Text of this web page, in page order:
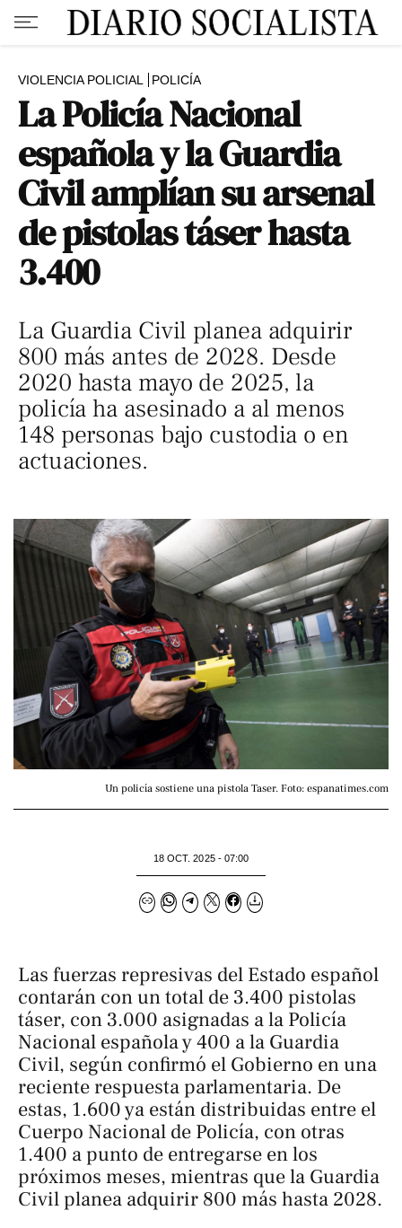
VIOLENCIA POLICIAL POLICÍA
La Policía Nacional
española y la Guardia
Civil amplían su arsenal
de pistolas táser hasta
3.400
La Guardia Civil planea adquirir
800 más antes de 2028. Desde
2020 hasta mayo de 2025, la
policía ha asesinado a al menos
148 personas bajo custodia o en
actuaciones.
Un policía sostiene una pistola Taser. Foto: espanatimes.com
18 OCT. 2025 - 07:00
Las fuerzas represivas del Estado español
contarán con un total de 3.400 pistolas
táser, con 3.000 asignadas a la Policía
Nacional española y 400 a la Guardia
Civil, según confirmó el Gobierno en una
reciente respuesta parlamentaria. De
estas, 1.600 ya están distribuidas entre el
Cuerpo Nacional de Policía, con otras
1.400 a punto de entregarse en los
próximos meses, mientras que la Guardia
Civil planea adquirir 800 más hasta 2028.